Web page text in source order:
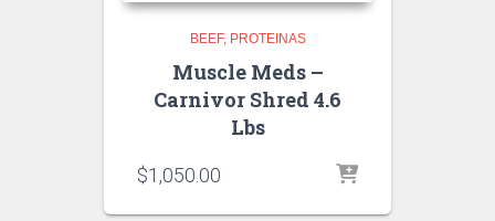
BEEF PROTEINAS
Muscle Meds –
Carnivor Shred 4.6
Lbs
$1,050.00